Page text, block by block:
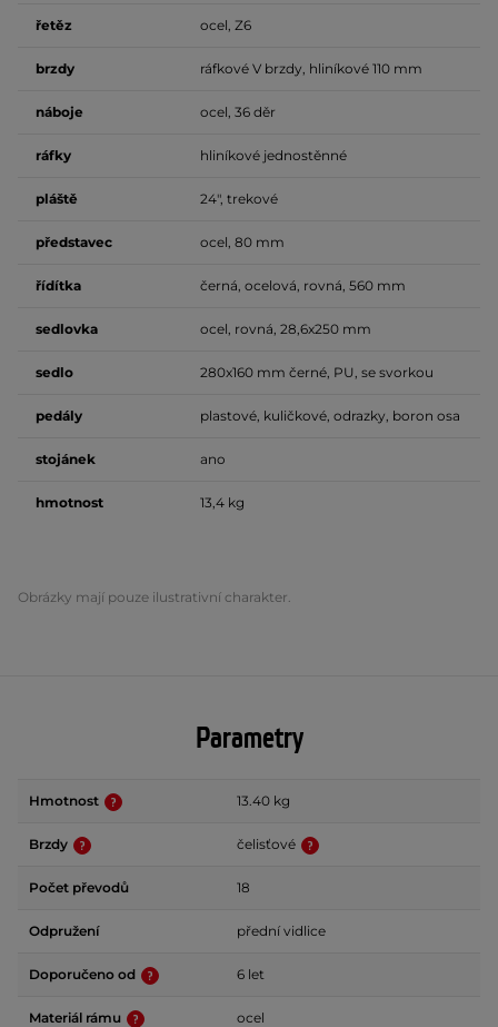
řetěz ocel, Z6
brzdy ráfkové V brzdy, hliníkové 110 mm
náboje ocel, 36 děr
ráfky hliníkové jednostěnné
pláště 24", trekové
představec ocel, 80 mm
řídítka černá, ocelová, rovná, 560 mm
sedlovka ocel, rovná, 28,6x250 mm
sedlo 280x160 mm černé, PU, se svorkou
pedály plastové, kuličkové, odrazky, boron osa
stojánek ano
hmotnost 13,4 kg
Obrázky mají pouze ilustrativní charakter.
Parametry
Hmotnost 13.40 kg
Brzdy čelisťové
Počet převodů 18
Odpružení přední vidlice
Doporučeno od 6 let
Materiál rámu ocel